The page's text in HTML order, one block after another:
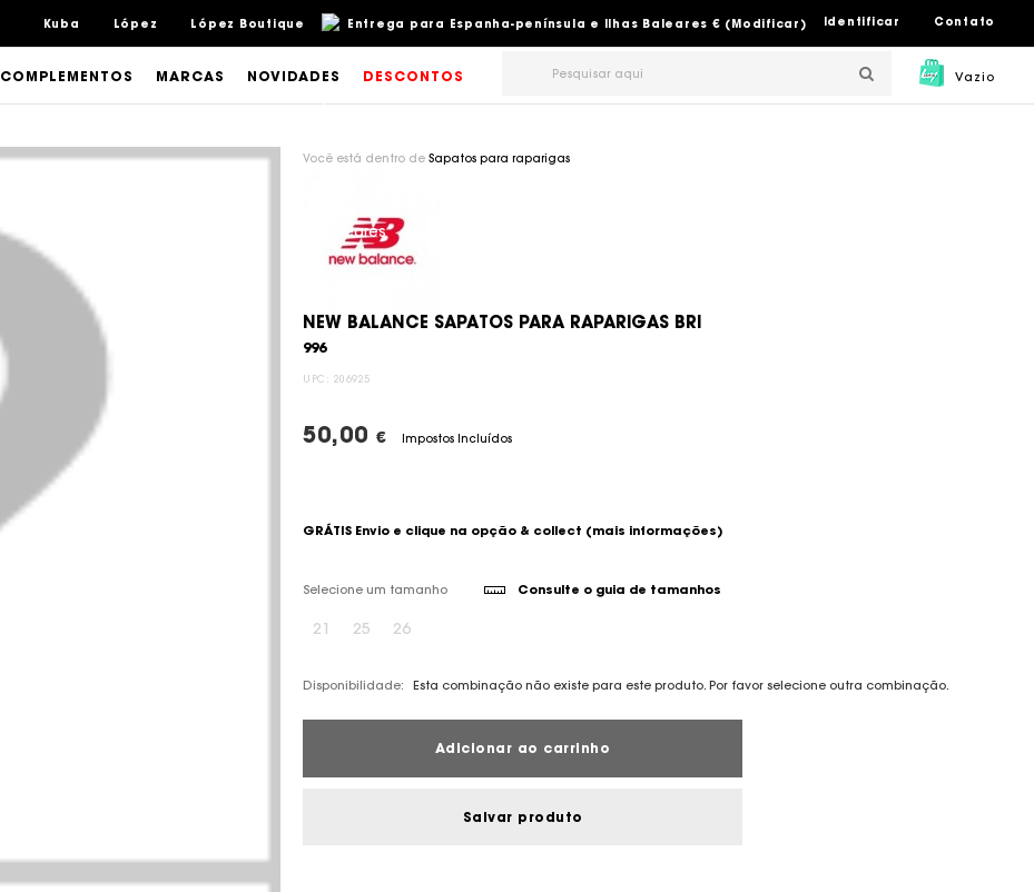
Contato
Identificar
Entrega para Espanha-península e Ilhas Baleares € (Modificar)
Kuba López López Boutique
Vazio
COMPLEMENTOS MARCAS NOVIDADES DESCONTOS
Você está dentro de Sapatos para raparigas
NEW BALANCE SAPATOS PARA RAPARIGAS BRI
996
UPC: 206925
50,00 € Impostos Incluídos
GRÁTIS Envio e clique na opção & collect (mais informações)
Selecione um tamanho Consulte o guia de tamanhos
21 25 26
Disponibilidade: Esta combinação não existe para este produto. Por favor selecione outra combinação.
Adicionar ao carrinho
Salvar produto